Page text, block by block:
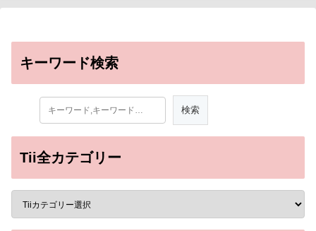
キーワード検索
Tii全カテゴリー